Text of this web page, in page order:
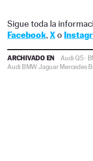
Sigue toda la
Facebook, Xo
ARCHIVADO EN Audi Q5·
Audi BMWJaguar Mercedes